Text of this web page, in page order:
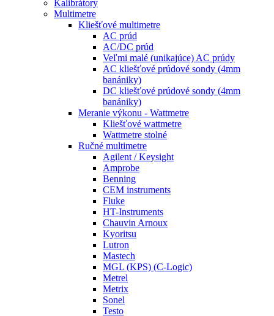
Kalibrátory
Multimetre
Kliešťové multimetre
AC prúd
AC/DC prúd
Veľmi malé (unikajúce) AC prúdy
AC kliešťové prúdové sondy (4mm
banániky)
DC kliešťové prúdové sondy (4mm
banániky)
Meranie výkonu - Wattmetre
Kliešťové wattmetre
Wattmetre stolné
Ručné multimetre
Agilent / Keysight
Amprobe
Benning
CEM instruments
Fluke
HT-Instruments
Chauvin Arnoux
Kyoritsu
Lutron
Mastech
MGL (KPS) (C-Logic)
Metrel
Metrix
Sonel
Testo